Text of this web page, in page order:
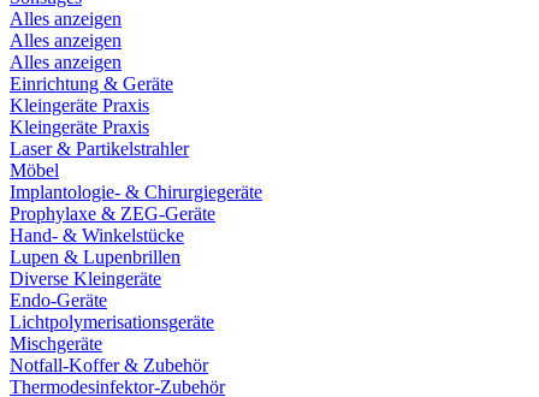
Alles anzeigen
Alles anzeigen
Alles anzeigen
Einrichtung & Geräte
Kleingeräte Praxis
Kleingeräte Praxis
Laser & Partikelstrahler
Möbel
Implantologie- & Chirurgiegeräte
Prophylaxe & ZEG-Geräte
Hand- & Winkelstücke
Lupen & Lupenbrillen
Diverse Kleingeräte
Endo-Geräte
Lichtpolymerisationsgeräte
Mischgeräte
Notfall-Koffer & Zubehör
Thermodesinfektor-Zubehör